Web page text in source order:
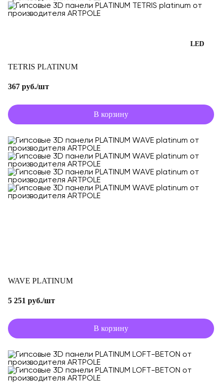
LED
TETRIS PLATINUM
367 руб./шт
В корзину
WAVE PLATINUM
5 251 руб./шт
В корзину